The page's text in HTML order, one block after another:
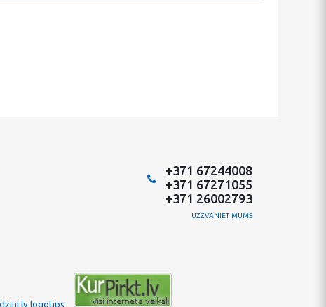
+371 67244008
+371 67271055
+371 26002793
UZZVANIET MUMS